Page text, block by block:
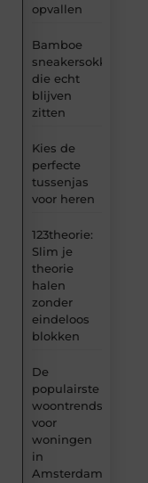
opvallen
Bamboe
sneakersokken
die echt
blijven
zitten
Kies de
perfecte
tussenjas
voor heren
123theorie:
Slim je
theorie
halen
zonder
eindeloos
blokken
De
populairste
woontrends
voor
woningen
in
Amsterdam